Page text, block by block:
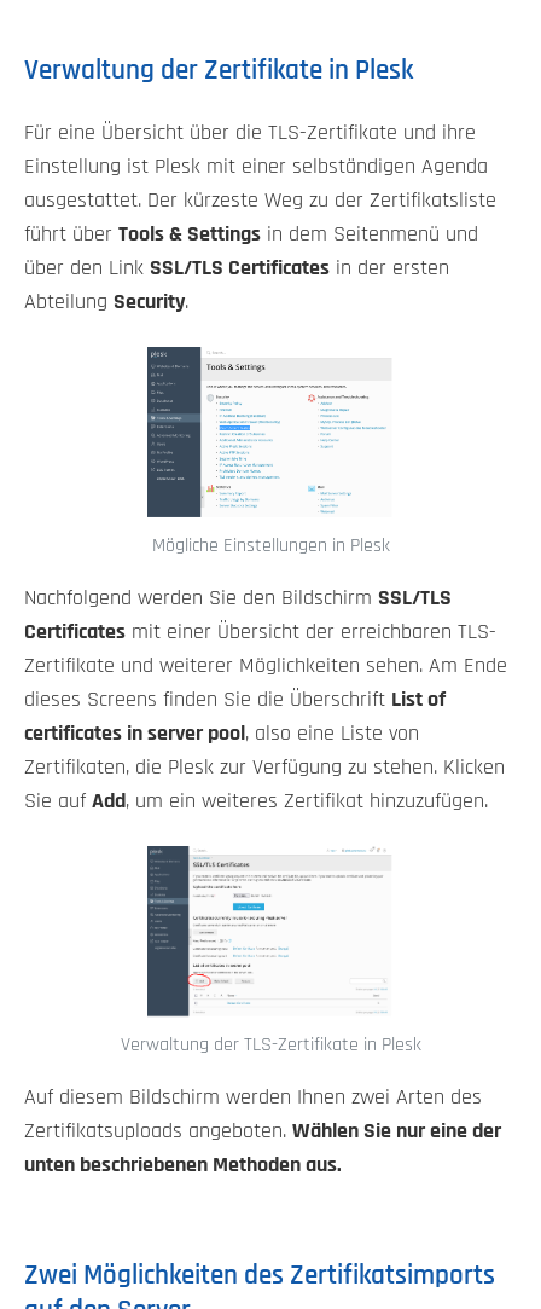
Verwaltung der Zertifikate in Plesk
Für eine Übersicht über die TLS-Zertifikate und ihre
Einstellung ist Plesk mit einer selbständigen Agenda
ausgestattet. Der kürzeste Weg zu der Zertifikatsliste
führt über Tools & Settings in dem Seitenmenü und
über den Link SSL/TLS Certificates in der ersten
Abteilung Security.
Mögliche Einstellungen in Plesk
Nachfolgend werden Sie den Bildschirm SSL/TLS
Certificates mit einer Übersicht der erreichbaren TLS-
Zertifikate und weiterer Möglichkeiten sehen. Am Ende
dieses Screens finden Sie die Überschrift List of
certificates in server pool , also eine Liste von
Zertifikaten, die Plesk zur Verfügung zu stehen. Klicken
Sie auf Add, um ein weiteres Zertifikat hinzuzufügen.
Verwaltung der TLS-Zertifikate in Plesk
Auf diesem Bildschirm werden Ihnen zwei Arten des
Zertifikatsuploads angeboten. Wählen Sie nur eine der
unten beschriebenen Methoden aus.
Zwei Möglichkeiten des Zertifikatsimports